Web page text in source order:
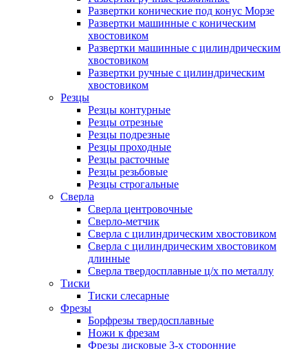
Развертки конические под конус Морзе
Развертки машинные с коническим
хвостовиком
Развертки машинные с цилиндрическим
хвостовиком
Развертки ручные с цилиндрическим
хвостовиком
Резцы
Резцы контурные
Резцы отрезные
Резцы подрезные
Резцы проходные
Резцы расточные
Резцы резьбовые
Резцы строгальные
Сверла
Сверла центровочные
Сверло-метчик
Сверла с цилиндрическим хвостовиком
Сверла с цилиндрическим хвостовиком
длинные
Сверла твердосплавные ц/х по металлу
Тиски
Тиски слесарные
Фрезы
Борфрезы твердосплавные
Ножи к фрезам
Фрезы дисковые 3-х сторонние